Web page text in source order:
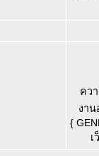
คว
งาน
{
เ